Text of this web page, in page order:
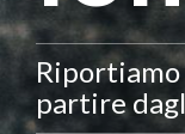
Riportiamo
partire